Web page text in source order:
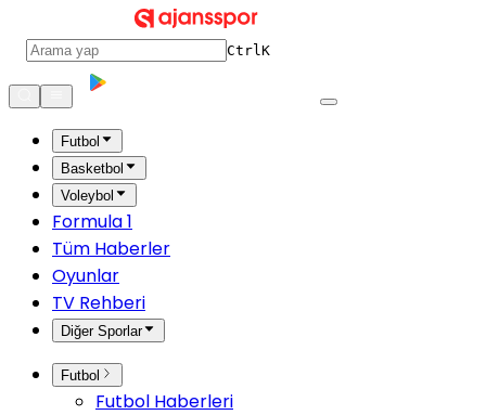
CtrlK
Futbol
Basketbol
Voleybol
Formula 1
Tüm Haberler
Oyunlar
TV Rehberi
Diğer Sporlar
Futbol
Futbol Haberleri